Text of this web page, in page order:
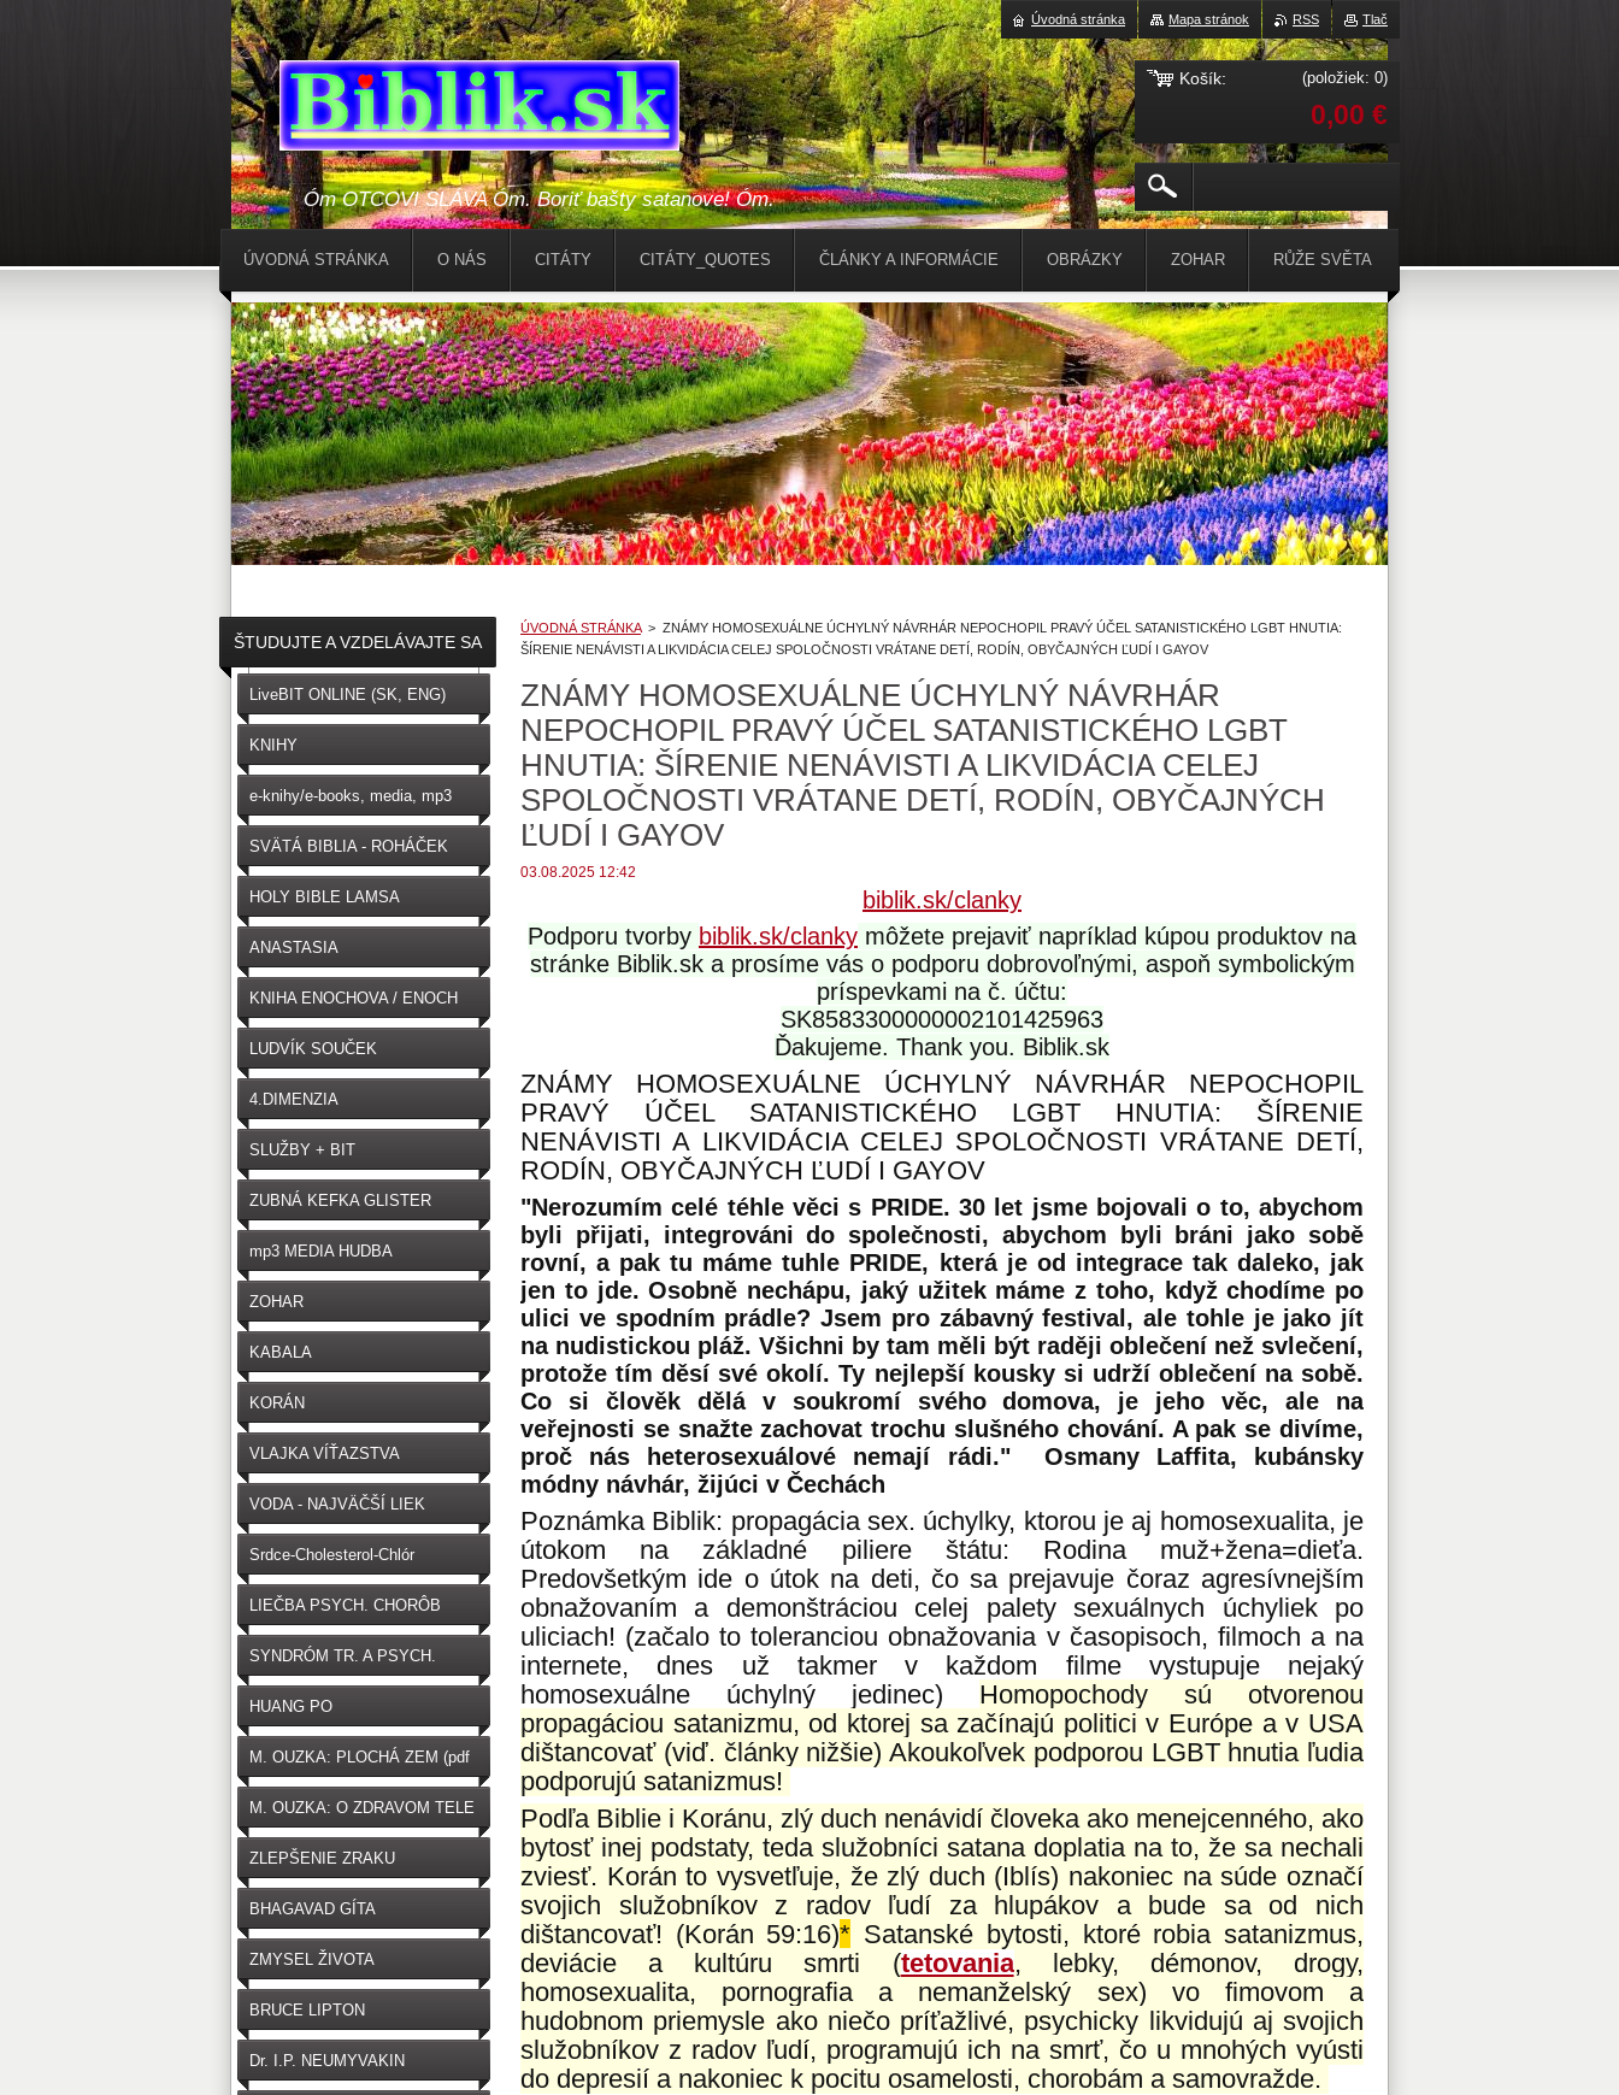
Óm OTCOVI SLÁVA Óm. Boriť bašty satanove! Óm.
ÚVODNÁ STRÁNKA > ZNÁMY HOMOSEXUÁLNE ÚCHYLNÝ NÁVRHÁR NEPOCHOPIL PRAVÝ ÚČEL SATANISTICKÉHO LGBT HNUTIA:
ŠÍRENIE NENÁVISTI A LIKVIDÁCIA CELEJ SPOLOČNOSTI VRÁTANE DETÍ, RODÍN, OBYČAJNÝCH ĽUDÍ I GAYOV
ZNÁMY HOMOSEXUÁLNE ÚCHYLNÝ NÁVRHÁR
NEPOCHOPIL PRAVÝ ÚČEL SATANISTICKÉHO LGBT
HNUTIA: ŠÍRENIE NENÁVISTI A LIKVIDÁCIA CELEJ
SPOLOČNOSTI VRÁTANE DETÍ, RODÍN, OBYČAJNÝCH
ĽUDÍ I GAYOV
03.08.2025 12:42
biblik.sk/clanky
Podporu tvorby biblik.sk/clanky môžete prejaviť napríklad kúpou produktov na
stránke Biblik.sk a prosíme vás o podporu dobrovoľnými, aspoň symbolickým
príspevkami na č. účtu:
SK8583300000002101425963
Ďakujeme. Thank you. Biblik.sk
ZNÁMY HOMOSEXUÁLNE ÚCHYLNÝ NÁVRHÁR NEPOCHOPIL
PRAVÝ ÚČEL SATANISTICKÉHO LGBT HNUTIA: ŠÍRENIE
NENÁVISTI A LIKVIDÁCIA CELEJ SPOLOČNOSTI VRÁTANE DETÍ,
RODÍN, OBYČAJNÝCH ĽUDÍ I GAYOV
"Nerozumím celé téhle věci s PRIDE. 30 let jsme bojovali o to, abychom
byli přijati, integrováni do společnosti, abychom byli bráni jako sobě
rovní, a pak tu máme tuhle PRIDE, která je od integrace tak daleko, jak
jen to jde. Osobně nechápu, jaký užitek máme z toho, když chodíme po
ulici ve spodním prádle? Jsem pro zábavný festival, ale tohle je jako jít
na nudistickou pláž. Všichni by tam měli být raději oblečení než svlečení,
protože tím děsí své okolí. Ty nejlepší kousky si udrží oblečení na sobě.
Co si člověk dělá v soukromí svého domova, je jeho věc, ale na
veřejnosti se snažte zachovat trochu slušného chování. A pak se divíme,
proč nás heterosexuálové nemají rádi." Osmany Laffita, kubánsky
módny návhár, žijúci v Čechách
Poznámka Biblik: propagácia sex. úchylky, ktorou je aj homosexualita, je
útokom na základné piliere štátu: Rodina muž+žena=dieťa.
Predovšetkým ide o útok na deti, čo sa prejavuje čoraz agresívnejším
obnažovaním a demonštráciou celej palety sexuálnych úchyliek po
uliciach! (začalo to toleranciou obnažovania v časopisoch, filmoch a na
internete, dnes už takmer v každom filme vystupuje nejaký
homosexuálne úchylný jedinec) Homopochody sú otvorenou
propagáciou satanizmu, od ktorej sa začínajú politici v Európe a v USA
dištancovať (viď. články nižšie) Akoukoľvek podporou LGBT hnutia ľudia
podporujú satanizmus!
Podľa Biblie i Koránu, zlý duch nenávidí človeka ako menejcenného, ako
bytosť inej podstaty, teda služobníci satana doplatia na to, že sa nechali
zviesť. Korán to vysvetľuje, že zlý duch (Iblís) nakoniec na súde označí
svojich služobníkov z radov ľudí za hlupákov a bude sa od nich
dištancovať! (Korán 59:16)* Satanské bytosti, ktoré robia satanizmus,
deviácie a kultúru smrti (tetovania, lebky, démonov, drogy,
homosexualita, pornografia a nemanželský sex) vo fimovom a
hudobnom priemysle ako niečo príťažlivé, psychicky likvidujú aj svojich
služobníkov z radov ľudí, programujú ich na smrť, čo u mnohých vyústi
do depresií a nakoniec k pocitu osamelosti, chorobám a samovražde.
ŠTUDUJTE A VZDELÁVAJTE SA
LiveBIT ONLINE (SK, ENG)
KNIHY
e-knihy/e-books, media, mp3
SVÄTÁ BIBLIA - ROHÁČEK
(SK)
HOLY BIBLE LAMSA
(ENGLISH)
ANASTASIA
KNIHA ENOCHOVA / ENOCH
LUDVÍK SOUČEK
4.DIMENZIA
SLUŽBY + BIT
ZUBNÁ KEFKA GLISTER
mp3 MEDIA HUDBA
ZOHAR
KABALA
KORÁN
VLAJKA VÍŤAZSTVA
VODA - NAJVÄČŠÍ LIEK
Srdce-Cholesterol-Chlór
LIEČBA PSYCH. CHORÔB
SYNDRÓM TR. A PSYCH.
HUANG PO
M. OUZKA: PLOCHÁ ZEM (pdf
zdarma na stiahnutie)
M. OUZKA: O ZDRAVOM TELE
ZLEPŠENIE ZRAKU
BHAGAVAD GÍTA
ZMYSEL ŽIVOTA
BRUCE LIPTON
Dr. I.P. NEUMYVAKIN
ÚVODNÁ STRÁNKA O NÁS CITÁTY CITÁTY_QUOTES ČLÁNKY A INFORMÁCIE OBRÁZKY ZOHAR RŮŽE SVĚTA
Tlač
RSS
Mapa stránok
Úvodná stránka
Košík: (položiek: 0)
0,00 €